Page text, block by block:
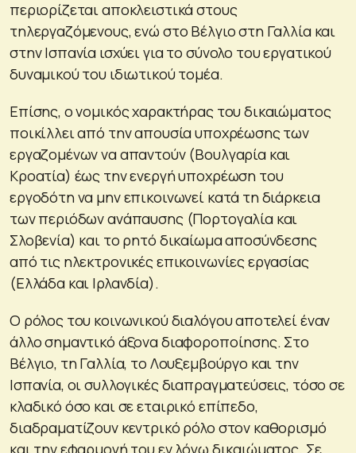
περιορίζεται αποκλειστικά στους
τηλεργαζόμενους, ενώ στο Βέλγιο στη Γαλλία και
στην Ισπανία ισχύει για το σύνολο του εργατικού
δυναμικού του ιδιωτικού τομέα.
Επίσης, ο νομικός χαρακτήρας του δικαιώματος
ποικίλλει από την απουσία υποχρέωσης των
εργαζομένων να απαντούν (Βουλγαρία και
Κροατία) έως την ενεργή υποχρέωση του
εργοδότη να μην επικοινωνεί κατά τη διάρκεια
των περιόδων ανάπαυσης (Πορτογαλία και
Σλοβενία) και το ρητό δικαίωμα αποσύνδεσης
από τις ηλεκτρονικές επικοινωνίες εργασίας
(Ελλάδα και Ιρλανδία).
Ο ρόλος του κοινωνικού διαλόγου αποτελεί έναν
άλλο σημαντικό άξονα διαφοροποίησης. Στο
Βέλγιο, τη Γαλλία, το Λουξεμβούργο και την
Ισπανία, οι συλλογικές διαπραγματεύσεις, τόσο σε
κλαδικό όσο και σε εταιρικό επίπεδο,
διαδραματίζουν κεντρικό ρόλο στον καθορισμό
και την εφαρμογή του εν λόγω δικαιώματος. Σε